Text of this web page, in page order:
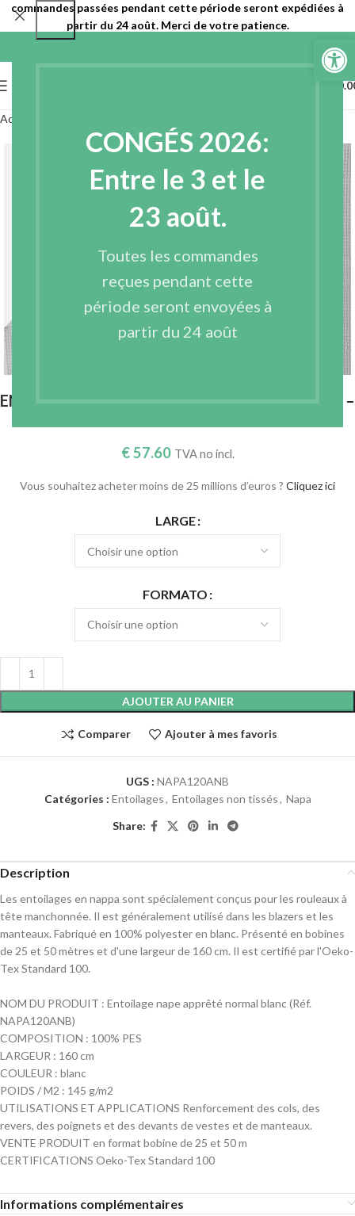
CONGÉS 2026:
Entre le 3 et le
23 août.
Toutes les commandes
reçues pendant cette
période seront envoyées à
partir du 24 août
Ouvrir
Accueil
ENTOILAGE NAPPE APPRÊTÉ NORMAL BLANC –
€57.60 TVA no incl.
Vous souhaitez acheter moins de 25 millions d’euros ? Cliquez ici
LARGE
FORMATO
AJOUTER AU PANIER
Comparer Ajouter à mes favoris
UGS : NAPA120ANB
Catégories : Entoilages, Entoilages non tissés, Napa
Share:
Description
Les entoilages en nappa sont spécialement conçus pour les rouleaux à
tête manchonnée. Il est généralement utilisé dans les blazers et les
manteaux. Fabriqué en 100% polyester en blanc. Présenté en bobines
de 25 et 50 mètres et d'une largeur de 160 cm. Il est certifié par l'Oeko-
Tex Standard 100.
NOM DU PRODUIT : Entoilage nape apprêté normal blanc (Réf.
NAPA120ANB)
COMPOSITION : 100% PES
LARGEUR : 160 cm
COULEUR : blanc
POIDS / M2 : 145 g/m2
UTILISATIONS ET APPLICATIONS Renforcement des cols, des
revers, des poignets et des devants de vestes et de manteaux.
VENTE PRODUIT en format bobine de 25 et 50 m
CERTIFICATIONS Oeko-Tex Standard 100
Informations complémentaires
commandes passées pendant cette période seront expédiées à
partir du 24 août. Merci de votre patience.